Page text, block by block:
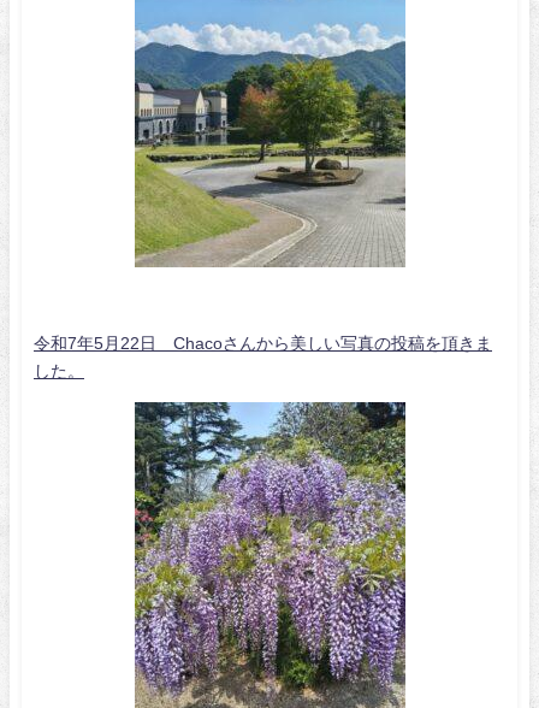
令和7年5月22日 Chacoさんから美しい写真の投稿を頂きま
した。